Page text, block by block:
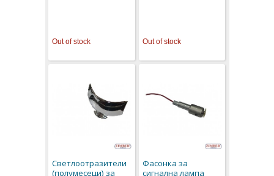
Out of stock Out of stock
Светлоотразители
(полумесеци) за
Фасонка за
сигнална лампа